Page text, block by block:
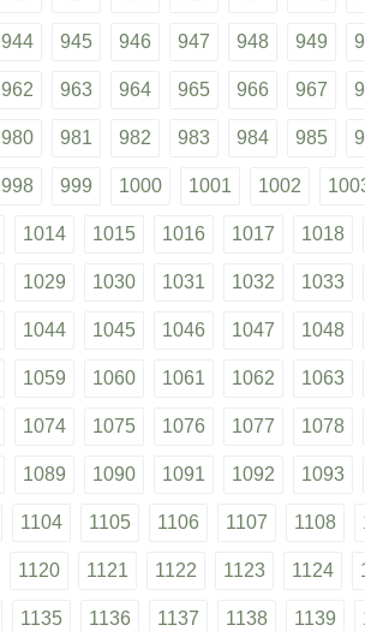
944 945 946 947 948 949
962 963 964 965 966 967
980 981 982 983 984 985
998 999 1000 1001 1002
1014 1015 1016 1017 1018
1029 1030 1031 1032 1033
1044 1045 1046 1047 1048
1059 1060 1061 1062 1063
1074 1075 1076 1077 1078
1089 1090 1091 1092 1093
1104 1105 1106 1107 1108
1120 1121 1122 1123 1124
1135 1136 1137 1138 1139